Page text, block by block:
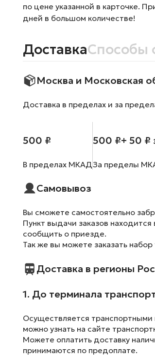
по цене указанной в карточке.
дней в большом количестве!
ДоставкаСпособы
Москва и Московская
Доставка в пределах и за
500 ₽
В пределах МКАД
500 ₽+ 50 ₽
За пределы
Самовывоз
Вы сможете самостоятельно
Пункт выдачи заказов
сообщить о приезде.
Так же вы можете заказать
Доставка в регионы
1. До терминала
Осуществляется транспортными
можно узнать на сайте
Можете оплатить доставку
принимаются по предоплате.